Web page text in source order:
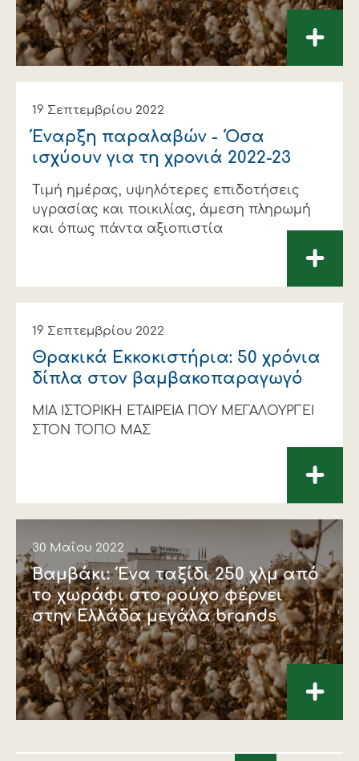
+
19 Σεπτεμβρίου 2022
Έναρξη παραλαβών - Όσα
ισχύουν για τη χρονιά 2022-23
Τιμή ημέρας, υψηλότερες επιδοτήσεις
υγρασίας και ποικιλίας, άμεση πληρωμή
και όπως πάντα αξιοπιστία
+
19 Σεπτεμβρίου 2022
Θρακικά Εκκοκιστήρια: 50 χρόνια
δίπλα στον βαμβακοπαραγωγό
ΜΙΑ ΙΣΤΟΡΙΚΗ ΕΤΑΙΡΕΙΑ ΠΟΥ ΜΕΓΑΛΟΥΡΓΕΙ
ΣΤΟΝ ΤΟΠΟ ΜΑΣ
+
30 Μαΐου 2022
Βαμβάκι: Ένα ταξίδι 250 χλμ από
το χωράφι στο ρούχο φέρνει
στην Ελλάδα μεγάλα brands
+